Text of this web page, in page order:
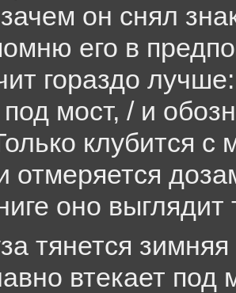
он снял
его в
гораздо
под мост, / и
клубится
отмеряется
оно выглядит
тянется зимняя
втекает под